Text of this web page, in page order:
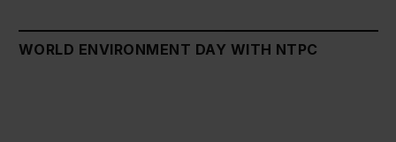
WORLD ENVIRONMENT DAY WITH NTPC